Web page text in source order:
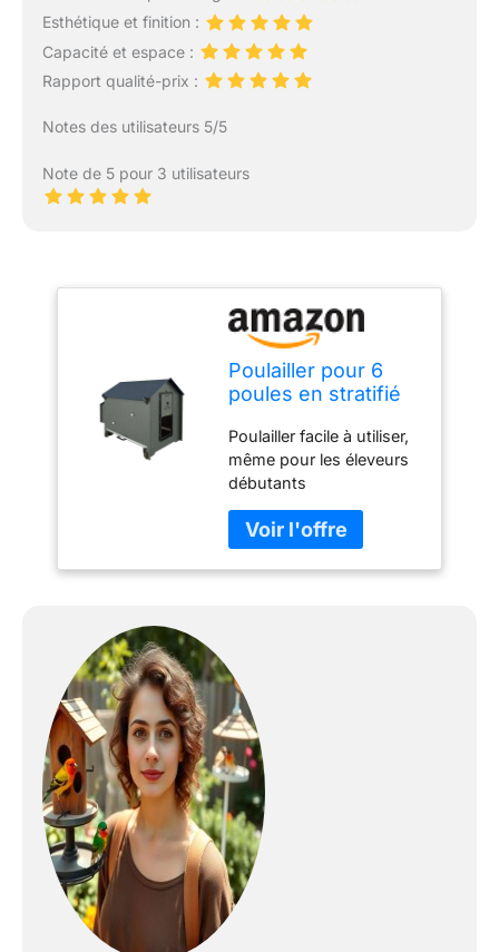
Esthétique et finition :
Capacité et espace :
Rapport qualité-prix :
Notes des utilisateurs 5/5
Note de 5 pour 3 utilisateurs
Poulailler pour 6
poules en stratifié
résistant aux vers
ronds, modèle
POLLY CLASSIC
GREY taille L avec
tiroir amovible, 2
couverts, 2 nids
Poulailler facile à utiliser,
même pour les éleveurs
débutants